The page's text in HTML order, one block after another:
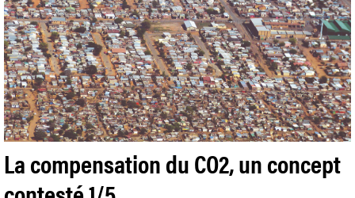
La compensation du CO2, un concept